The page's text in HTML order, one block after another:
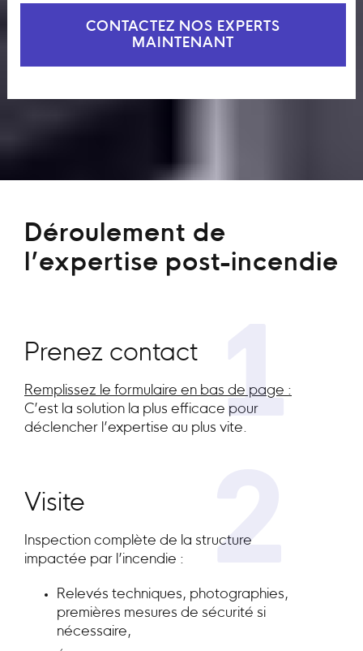
CONTACTEZ NOS EXPERTS
MAINTENANT
Déroulement de
l’expertise post-incendie
1
Prenez contact
Remplissez le formulaire en bas de page :
C’est la solution la plus efficace pour
déclencher l’expertise au plus vite.
2
Visite
Inspection complète de la structure
impactée par l’incendie :
Relevés techniques, photographies,
premières mesures de sécurité si
nécessaire,